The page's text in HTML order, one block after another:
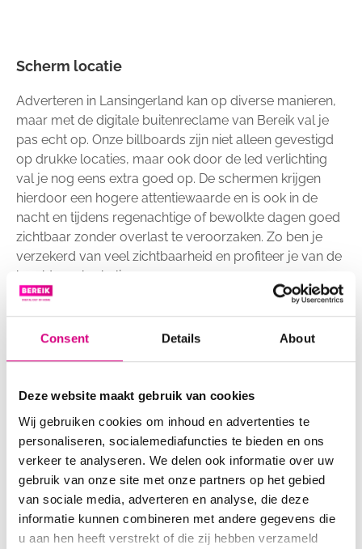
Consent Details About
Deze website maakt gebruik van cookies
Wij gebruiken cookies om inhoud en advertenties te
personaliseren, socialemediafuncties te bieden en ons
verkeer te analyseren. We delen ook informatie over uw
gebruik van onze site met onze partners op het gebied
van sociale media, adverteren en analyse, die deze
informatie kunnen combineren met andere gegevens die
u aan hen heeft verstrekt of die zij hebben verzameld
Scherm locatie
Adverteren in Lansingerland kan op diverse manieren,
maar met de digitale buitenreclame van Bereik val je
pas echt op. Onze billboards zijn niet alleen gevestigd
op drukke locaties, maar ook door de led verlichting
val je nog eens extra goed op. De schermen krijgen
hierdoor een hogere attentiewaarde en is ook in de
nacht en tijdens regenachtige of bewolkte dagen goed
zichtbaar zonder overlast te veroorzaken. Zo ben je
verzekerd van veel zichtbaarheid en profiteer je van de
kracht van herhaling.
Boterdorpseweg
Klapwijkseweg